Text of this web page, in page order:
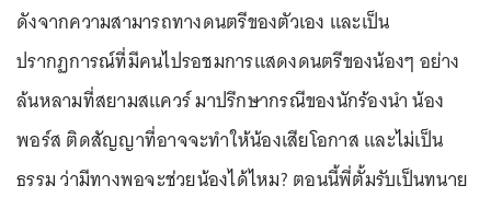
ดังจากความสามารถทางดนตรีของตัวเอง และเป็น
ปรากฏการณ์ที่มีคนไปรอชมการแสดงดนตรีของน้องๆ อย่าง
ล้นหลามที่สยามสแควร์ มาปรึกษากรณีของนักร้องนำ น้อง
พอร์ส ติดสัญญาที่อาจจะทำให้น้องเสียโอกาส และไม่เป็น
ธรรม ว่ามีทางพอจะช่วยน้องได้ไหม? ตอนนี้พี่ตั้มรับเป็นทนาย